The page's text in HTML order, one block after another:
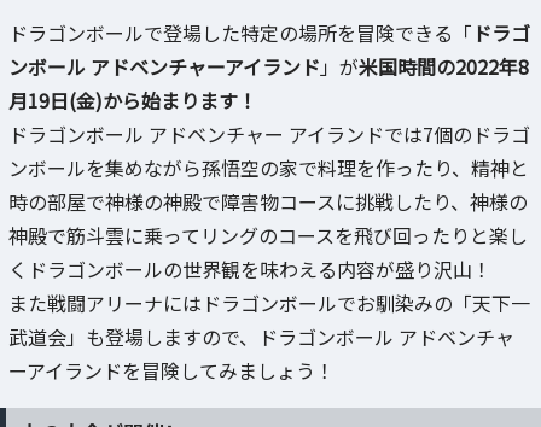
ドラゴンボールで登場した特定の場所を冒険できる「 ドラゴ
ンボール アドベンチャーアイランド 」が米国時間の2022年8
月19日(金)から始まります！
ドラゴンボール アドベンチャー アイランドでは7個のドラゴ
ンボールを集めながら孫悟空の家で料理を作ったり、精神と
時の部屋で神様の神殿で障害物コースに挑戦したり、神様の
神殿で筋斗雲に乗ってリングのコースを飛び回ったりと楽し
くドラゴンボールの世界観を味わえる内容が盛り沢山！
また戦闘アリーナにはドラゴンボールでお馴染みの「天下一
武道会」も登場しますので、ドラゴンボール アドベンチャ
ーアイランドを冒険してみましょう！